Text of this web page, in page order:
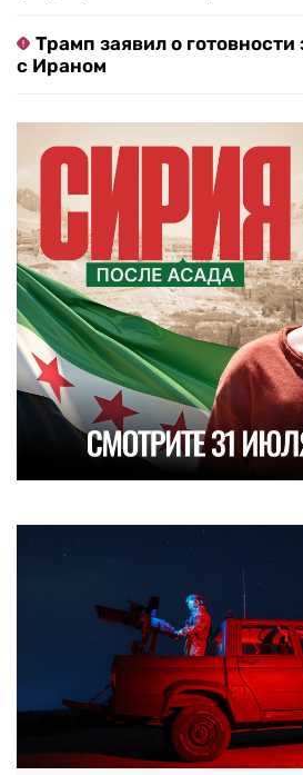
Трамп заявил о
с Ираном